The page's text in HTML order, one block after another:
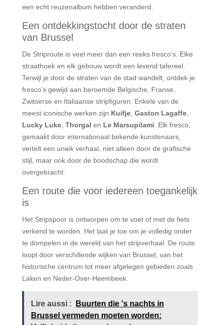
een echt reuzenalbum hebben veranderd.
Een ontdekkingstocht door de straten
van Brussel
De Striproute is veel meer dan een reeks fresco’s. Elke
straathoek en elk gebouw wordt een levend tafereel.
Terwijl je door de straten van de stad wandelt, ontdek je
fresco’s gewijd aan beroemde Belgische, Franse,
Zwitserse en Italiaanse stripfiguren. Enkele van de
meest iconische werken zijn Kuifje, Gaston Lagaffe,
Lucky Luke, Thorgal en Le Marsupilami . Elk fresco,
gemaakt door internationaal bekende kunstenaars,
vertelt een uniek verhaal, niet alleen door de grafische
stijl, maar ook door de boodschap die wordt
overgebracht.
Een route die voor iedereen toegankelijk
is
Het Stripspoor is ontworpen om te voet of met de fiets
verkend te worden. Het laat je toe om je volledig onder
te dompelen in de wereld van het stripverhaal. De route
loopt door verschillende wijken van Brussel, van het
historische centrum tot meer afgelegen gebieden zoals
Laken en Neder-Over-Heembeek.
Lire aussi :
Buurten die 's nachts in
Brussel vermeden moeten worden: